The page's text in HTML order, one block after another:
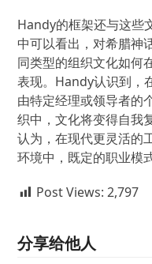
Handy的框架还与这些
中可以看出，对希腊神
同类型的组织文化如何
表现。Handy认识到，
由特定经理或领导者的
织中，文化将变得自我
认为，在现代更灵活的
环境中，既定的职业模
Post Views: 2,797
分享给他人